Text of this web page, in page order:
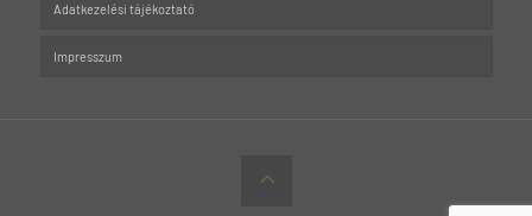
Adatkezelési tájékoztató
Impresszum